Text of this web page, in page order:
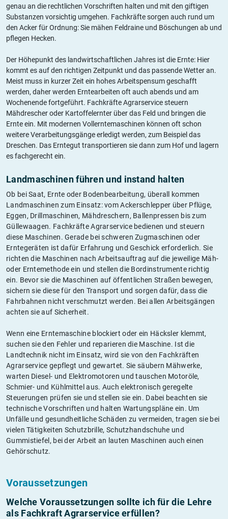
genau an die rechtlichen Vorschriften halten und mit den giftigen
Substanzen vorsichtig umgehen. Fachkräfte sorgen auch rund um
den Acker für Ordnung: Sie mähen Feldraine und Böschungen ab und
pflegen Hecken.
Der Höhepunkt des landwirtschaftlichen Jahres ist die Ernte: Hier
kommt es auf den richtigen Zeitpunkt und das passende Wetter an.
Meist muss in kurzer Zeit ein hohes Arbeitspensum geschafft
werden, daher werden Erntearbeiten oft auch abends und am
Wochenende fortgeführt. Fachkräfte Agrarservice steuern
Mähdrescher oder Kartoffelernter über das Feld und bringen die
Ernte ein. Mit modernen Vollerntemaschinen können oft schon
weitere Verarbeitungsgänge erledigt werden, zum Beispiel das
Dreschen. Das Erntegut transportieren sie dann zum Hof und lagern
es fachgerecht ein.
Landmaschinen führen und instand halten
Ob bei Saat, Ernte oder Bodenbearbeitung, überall kommen
Landmaschinen zum Einsatz: vom Ackerschlepper über Pflüge,
Eggen, Drillmaschinen, Mähdreschern, Ballenpressen bis zum
Güllewaagen. Fachkräfte Agrarservice bedienen und steuern
diese Maschinen. Gerade bei schweren Zugmaschinen oder
Erntegeräten ist dafür Erfahrung und Geschick erforderlich. Sie
richten die Maschinen nach Arbeitsauftrag auf die jeweilige Mäh-
oder Erntemethode ein und stellen die Bordinstrumente richtig
ein. Bevor sie die Maschinen auf öffentlichen Straßen bewegen,
sichern sie diese für den Transport und sorgen dafür, dass die
Fahrbahnen nicht verschmutzt werden. Bei allen Arbeitsgängen
achten sie auf Sicherheit.
Wenn eine Erntemaschine blockiert oder ein Häcksler klemmt,
suchen sie den Fehler und reparieren die Maschine. Ist die
Landtechnik nicht im Einsatz, wird sie von den Fachkräften
Agrarservice gepflegt und gewartet. Sie säubern Mähwerke,
warten Diesel- und Elektromotoren und tauschen Motoröle,
Schmier- und Kühlmittel aus. Auch elektronisch geregelte
Steuerungen prüfen sie und stellen sie ein. Dabei beachten sie
technische Vorschriften und halten Wartungspläne ein. Um
Unfälle und gesundheitliche Schäden zu vermeiden, tragen sie bei
vielen Tätigkeiten Schutzbrille, Schutzhandschuhe und
Gummistiefel, bei der Arbeit an lauten Maschinen auch einen
Gehörschutz.
Voraussetzungen
Welche Voraussetzungen sollte ich für die Lehre
als Fachkraft Agrarservice erfüllen?